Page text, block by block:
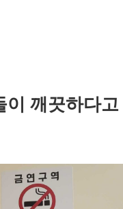
깨끗하다고